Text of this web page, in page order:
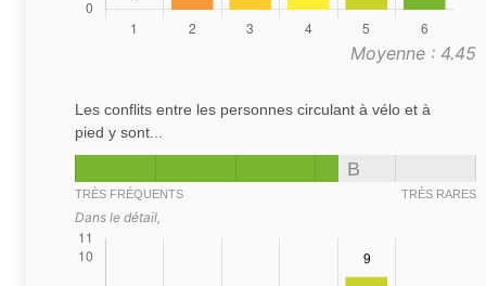
Moyenne : 4.45
Les conflits entre les personnes circulant à vélo et à
pied y sont...
B
TRÈS FRÉQUENTS TRÈS RARES
Dans le détail,